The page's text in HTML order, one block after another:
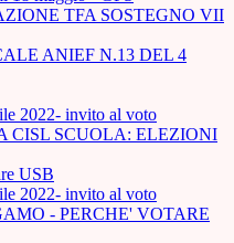
TFA SOSTEGNO VII
ANIEF N.13 DEL 4
2022- invito al voto
CISL SCUOLA: ELEZIONI
USB
2022- invito al voto
- PERCHE' VOTARE